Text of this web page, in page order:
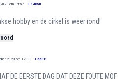
om 19:57 + 14850
hobby en de cirkel is weer rond!
2023 om 12:33 + 55311
DE EERSTE DAG DAT DEZE FOUTE MOF